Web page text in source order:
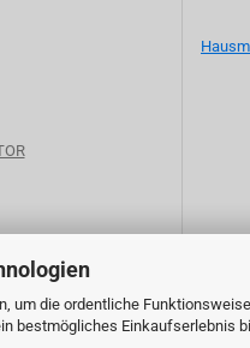
um die ordentliche
bestmögliches Einkaufserlebnis